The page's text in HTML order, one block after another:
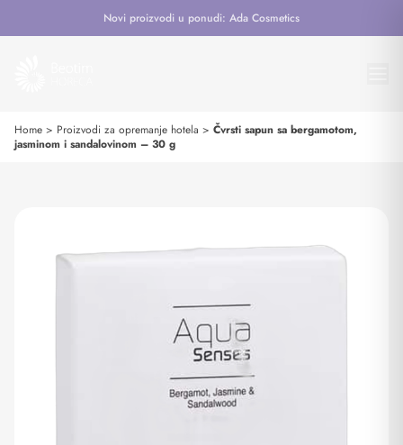
Novi proizvodi u ponudi: Ada Cosmetics
Home > Proizvodi za opremanje hotela > Čvrsti sapun sa bergamotom,
jasminom i sandalovinom – 30 g